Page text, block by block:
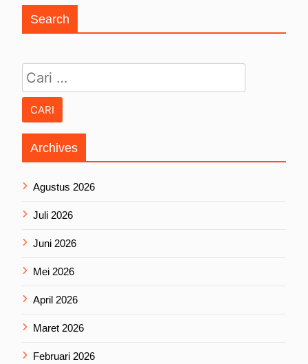
Search
Archives
Agustus 2026
Juli 2026
Juni 2026
Mei 2026
April 2026
Maret 2026
Februari 2026